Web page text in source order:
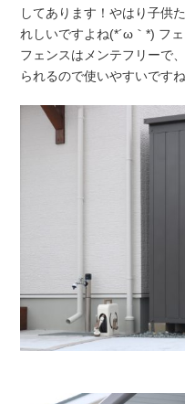
してあります！やはり子供
れしいですよね(*´ω｀*) フ
フェンスはメンテフリーで
られるので使いやすいですね